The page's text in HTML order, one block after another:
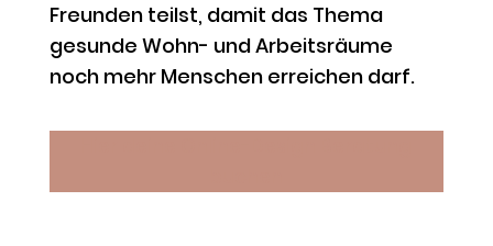
Freunden teilst, damit das Thema
gesunde Wohn- und Arbeitsräume
noch mehr Menschen erreichen darf.